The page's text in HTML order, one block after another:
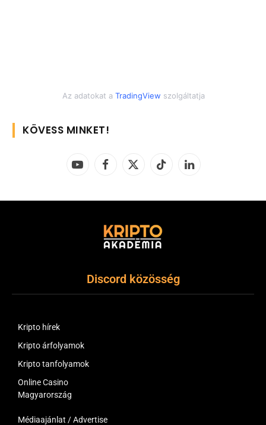
Az adatokat a TradingView szolgáltatja
KÖVESS MINKET!
YouTubeFacebook
X
TikTok LinkedIn
Discord közösség
Kripto hírek
Kripto árfolyamok
Kripto tanfolyamok
Online Casino
Magyarország
Médiaajánlat / Advertise